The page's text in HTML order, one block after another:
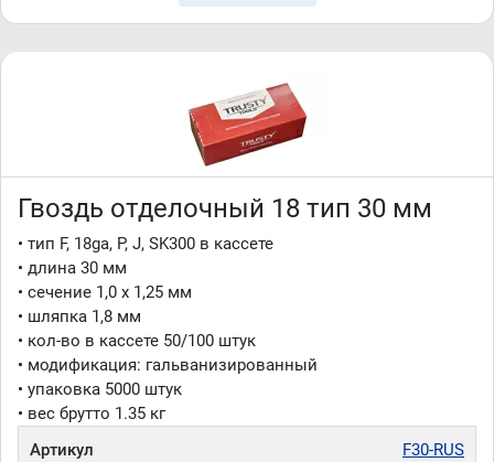
Гвоздь отделочный 18 тип 30 мм
• тип F, 18ga, P, J, SK300 в кассете
• длина 30 мм
• сечение 1,0 x 1,25 мм
• шляпка 1,8 мм
• кол-во в кассете 50/100 штук
• модификация: гальванизированный
• упаковка 5000 штук
• вес брутто 1.35 кг
Артикул
F30-RUS